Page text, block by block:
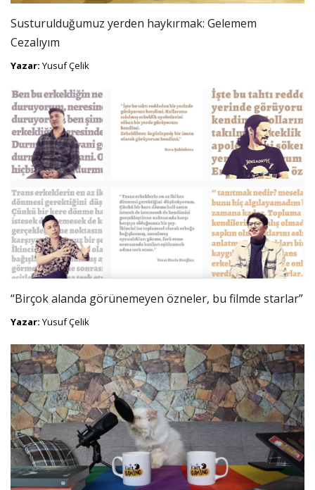
Susturulduğumuz yerden haykırmak: Gelemem
Cezalıyım
Yazar: Yusuf Çelik
“Birçok alanda görünemeyen özneler, bu filmde starlar”
Yazar: Yusuf Çelik